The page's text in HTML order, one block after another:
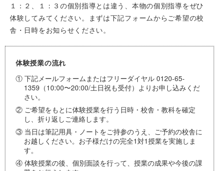
１：２、１：３の個別指導とは違う、本物の個別指導をぜひ
体験してみてください。まずは下記フォームからご希望の校
舎・日時をお知らせください。
体験授業の流れ
① 下記メールフォームまたはフリーダイヤル 0120-65-
1359（10:00〜20:00/土日祝も受付）よりお申し込みくだ
さい。
② ご希望をもとに体験授業を行う日時・校舎・教科を確定
し、折り返しご連絡します。
③ 当日は筆記用具・ノートをご持参のうえ、ご予約の校舎に
お越しください。お子様だけの完全1対1授業を実施しま
す。
④ 体験授業の後、個別面談を行って、授業の成果や今後の課